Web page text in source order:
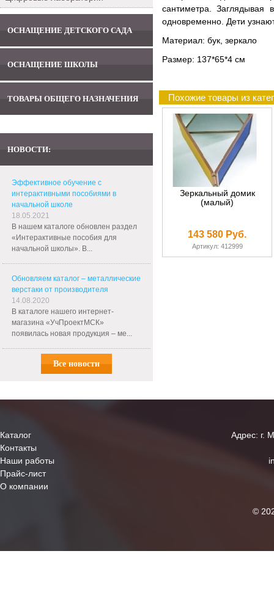
ОСНАЩЕНИЕ ДЕТСКОГО САДА
ОСНАЩЕНИЕ ШКОЛЫ
ТОВАРЫ ОБЩЕГО НАЗНАЧЕНИЯ
НОВОСТИ:
Эффективное обучение с
интерактивными пособиями в
начальной школе
18.05.2021
В нашем каталоге обновлен раздел
«Интерактивные пособия для
начальной школы». В...
Обновляем каталог – металлические
верстаки от производителя
14.08.2020
В каталоге нашего интернет-
магазина «УчПроектМСК»
появилась новая продукция – ме...
Все новости
сантиметра. Заглядывая
одновременно. Дети
Материал: бук, зеркало
Размер: 137*65*4 см
Похожие товары из
Зеркальный домик
(малый)
143 580 Руб.
Артикул: 412999
Каталог
Контакты
Наши работы
Прайс-лист
О компании
Адрес: г.
©